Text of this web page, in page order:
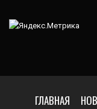
ГЛАВНАЯ